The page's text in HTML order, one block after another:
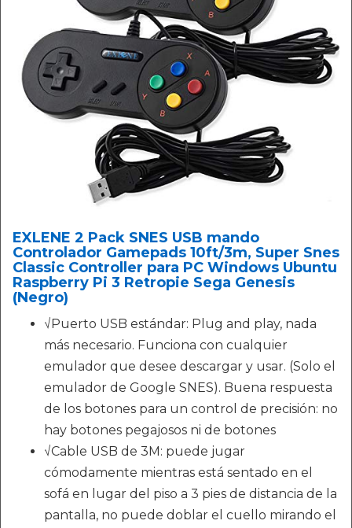
EXLENE 2 Pack SNES USB mando
Controlador Gamepads 10ft/3m, Super Snes
Classic Controller para PC Windows Ubuntu
Raspberry Pi 3 Retropie Sega Genesis
(Negro)
√Puerto USB estándar: Plug and play, nada
más necesario. Funciona con cualquier
emulador que desee descargar y usar. (Solo el
emulador de Google SNES). Buena respuesta
de los botones para un control de precisión: no
hay botones pegajosos ni de botones
√Cable USB de 3M: puede jugar
cómodamente mientras está sentado en el
sofá en lugar del piso a 3 pies de distancia de la
pantalla, no puede doblar el cuello mirando el